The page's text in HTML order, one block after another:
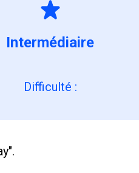
Intermédiaire
Difficulté :